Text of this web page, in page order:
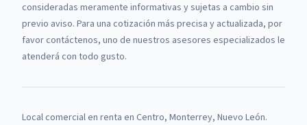
consideradas meramente informativas y sujetas a cambio sin
previo aviso. Para una cotización más precisa y actualizada, por
favor contáctenos, uno de nuestros asesores especializados le
atenderá con todo gusto.
Local comercialen renta en Centro, Monterrey, Nuevo León.